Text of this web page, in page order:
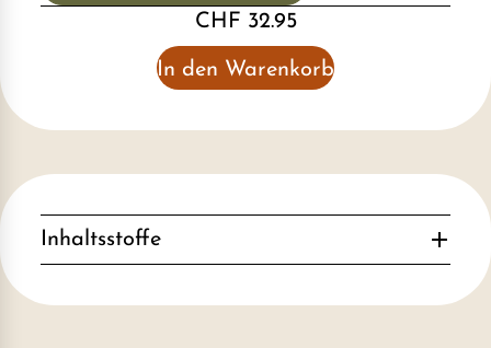
CHF 32.95
In den Warenkorb
Inhaltsstoffe